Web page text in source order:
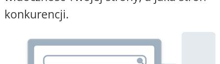
konkurencji.